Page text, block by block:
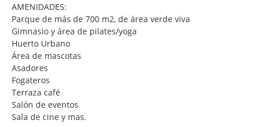
AMENIDADES:
Parque de más de 700 m2, de área verde viva
Gimnasio y área de pilates/yoga
Huerto Urbano
Área de mascotas
Asadores
Fogateros
Terraza café
Salón de eventos
Sala de cine y mas.